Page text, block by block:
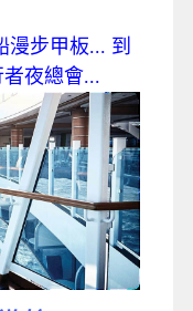
步甲板... 到
夜總會...